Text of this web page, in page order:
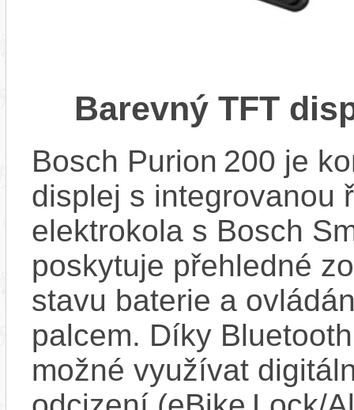
Barevný TFT
Bosch Purion 200 je
displej s integrovanou
elektrokola s Bosch
poskytuje přehledné
stavu baterie a
palcem. Díky
možné využívat